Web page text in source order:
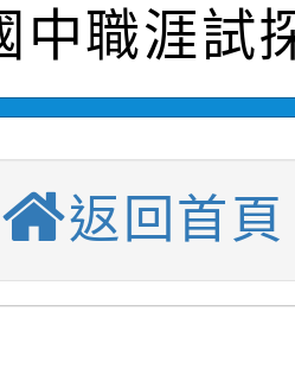
競賽』實施計
果(第11招)】
1學期第7次代
招)
果(第3招)】
1學期第9次代
招)
果(第4招)】
1學期第9次
招)
果(第12招)】
1學期第7次代
招)
園市115學年
本土語及新住
桃園市115學
中職涯試
返回首頁